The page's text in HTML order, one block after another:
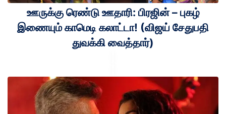
ஊருக்கு ரெண்டு ஊதாரி: பிரஜின் – புகழ்
இணையும் காமெடி கலாட்டா! (விஜய் சேதுபதி
துவக்கி வைத்தார்)